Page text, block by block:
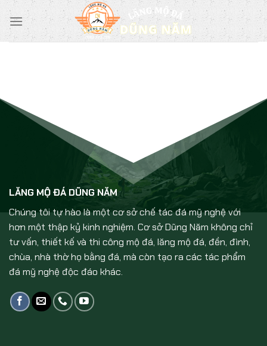
Chuyển
đến
nội
LĂNG MỘ ĐÁ DŨNG NĂM
Chúng tôi tự hào là một cơ sở chế tác đá mỹ nghệ với
hơn một thập kỷ kinh nghiệm. Cơ sở Dũng Năm không chỉ
tư vấn, thiết kế và thi công mộ đá, lăng mộ đá, đền, đình,
chùa, nhà thờ họ bằng đá, mà còn tạo ra các tác phẩm
đá mỹ nghệ độc đáo khác.